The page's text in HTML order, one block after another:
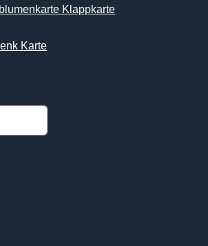
Klappkarte
Karte